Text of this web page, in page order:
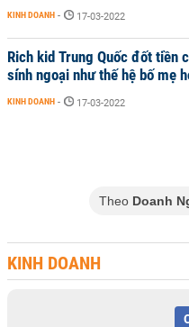
KINH DOANH - 17-03-2022
Rich kid Trung Quốc đốt tiền
sính ngoại như thế hệ bố mẹ
KINH DOANH - 17-03-2022
Theo Doanh
KINH DOANH